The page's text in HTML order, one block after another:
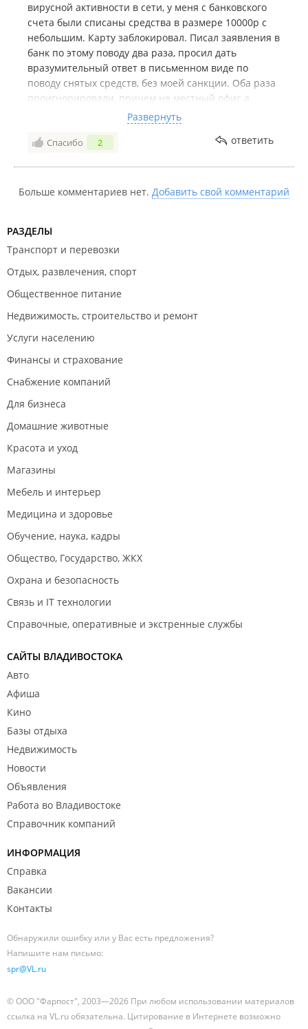
вирусной активности в сети, у меня с банковского
счета были списаны средства в размере 10000р с
небольшим. Карту заблокировал. Писал заявления в
банк по этому поводу два раза, просил дать
вразумительный ответ в письменном виде по
поводу снятых средств, без моей санкции. Оба раза
проигнорировали, причем не местный офис а
москва. Суть вопроса: "На каком основании списали
средства без моего ведома и когда вернете деньги?"
Ответ: Обращайтесь на ресурс который списал
ответа вразумительного не дали и письмо на почту
Развернуть
Спасибо 2 ответить
Больше комментариев нет. Добавить свой комментарий
РАЗДЕЛЫ
Транспорт и перевозки
Отдых, развлечения, спорт
Общественное питание
Недвижимость, строительство и ремонт
Услуги населению
Финансы и страхование
Снабжение компаний
Для бизнеса
Домашние животные
Красота и уход
Магазины
Мебель и интерьер
Медицина и здоровье
Обучение, наука, кадры
Общество, Государство, ЖКХ
Охрана и безопасность
Связь и IT технологии
Справочные, оперативные и экстренные службы
САЙТЫ ВЛАДИВОСТОКА
Авто
Афиша
Кино
Базы отдыха
Недвижимость
Новости
Объявления
Работа во Владивостоке
Справочник компаний
ИНФОРМАЦИЯ
Справка
Вакансии
Контакты
Обнаружили ошибку или у Вас есть предложения?
Напишите нам письмо:
spr@VL.ru
© ООО "Фарпост", 2003—2026 При любом использовании материалов
ссылка на VL.ru обязательна. Цитирование в Интернете возможно